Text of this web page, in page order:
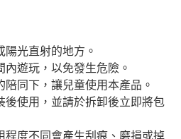
光直射的地方。
遊玩，以免發生危險。​
同下，讓兒童使用本產品。
後使用，並請於拆卸後立即將包
程度不同會產生刮痕、磨損或掉